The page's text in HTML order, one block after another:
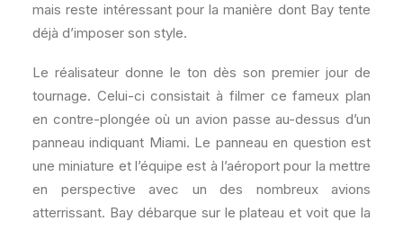
mais reste intéressant pour la manière dont Bay tente
déjà d’imposer son style.
Le réalisateur donne le ton dès son premier jour de
tournage. Celui-ci consistait à filmer ce fameux plan
en contre-plongée où un avion passe au-dessus d’un
panneau indiquant Miami. Le panneau en question est
une miniature et l’équipe est à l’aéroport pour la mettre
en perspective avec un des nombreux avions
atterrissant. Bay débarque sur le plateau et voit que la